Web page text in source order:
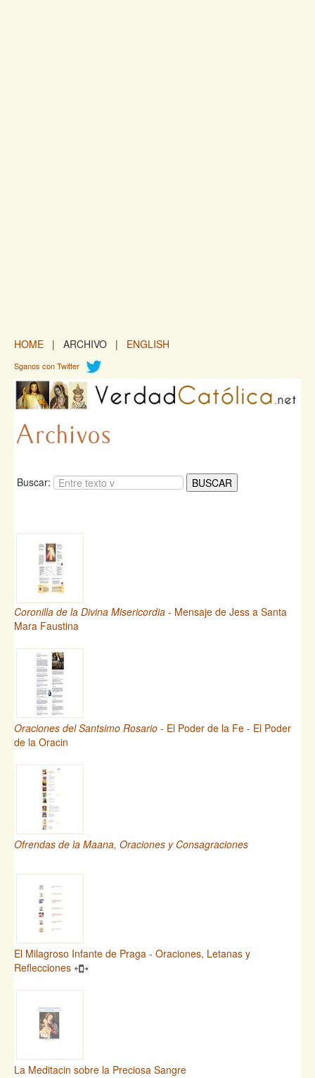
HOME | ARCHIVO | ENGLISH
Sganos con Twitter
Buscar:
Coronilla de la Divina Misericordia - Mensaje de Jess a Santa
Mara Faustina
Oraciones del Santsimo Rosario - El Poder de la Fe - El Poder
de la Oracin
Ofrendas de la Maana, Oraciones y Consagraciones
El Milagroso Infante de Praga - Oraciones, Letanas y
Reflecciones
La Meditacin sobre la Preciosa Sangre